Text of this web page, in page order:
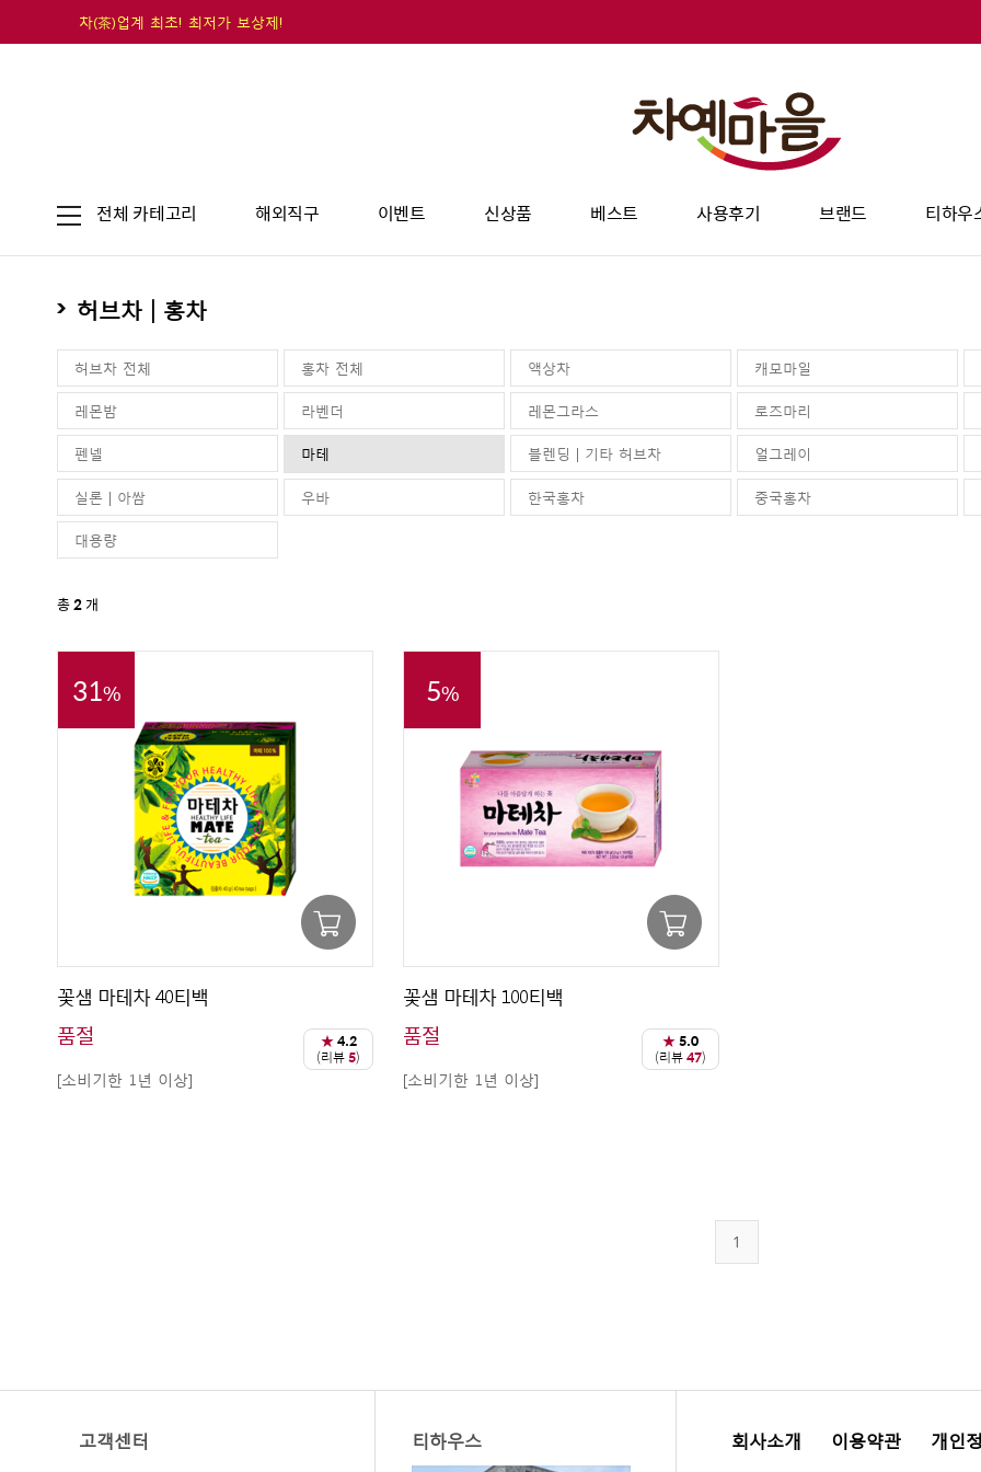
차(茶)업계 최초! 최저가 보상제!
전체 카테고리 해외직구 이벤트 신상품 베스트 사용후기 브랜드 티하우
허브차 | 홍차
허브차 전체 홍차 전체 액상차 캐모마일
레몬밤 라벤더 레몬그라스 로즈마리
펜넬 마테 블렌딩 | 기타 허브차 얼그레이
실론 | 아쌈 우바 한국홍차 중국홍차
대용량
총2개
31%
꽃샘 마테차 40티백
품절 ★4.2
(리뷰5)
[소비기한 1년 이상]
5%
꽃샘 마테차 100티백
품절 ★5.0
(리뷰47)
[소비기한 1년 이상]
1
고객센터 티하우스 회사소개 이용약관 개인